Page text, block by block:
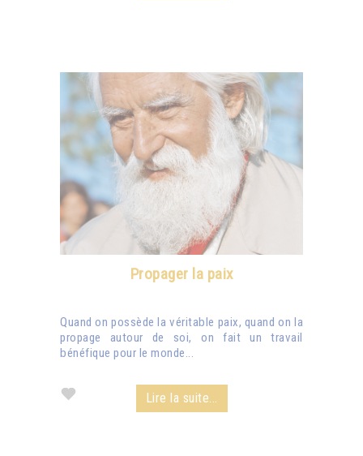
Propager la paix
Quand on possède la véritable paix, quand on la
propage autour de soi, on fait un travail
bénéfique pour le monde...
Lire la suite...